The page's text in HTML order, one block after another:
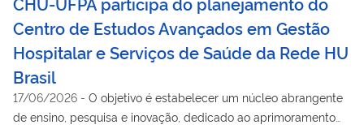
Centro de Estudos Avançados em Gestão
Hospitalar e Serviços de Saúde da Rede HU
Brasil
17/06/2026 - O objetivo é estabelecer um núcleo abrangente
de ensino, pesquisa e inovação, dedicado ao aprimoramento